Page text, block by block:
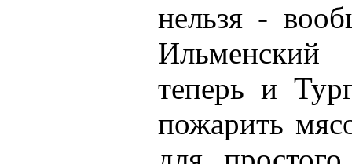
нельзя -
Ильменский
теперь и
пожарить